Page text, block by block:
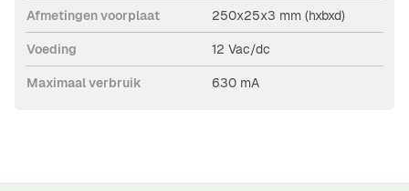
Afmetingen voorplaat 250x25x3 mm (hxbxd)
Voeding 12 Vac/dc
Maximaal verbruik 630 mA